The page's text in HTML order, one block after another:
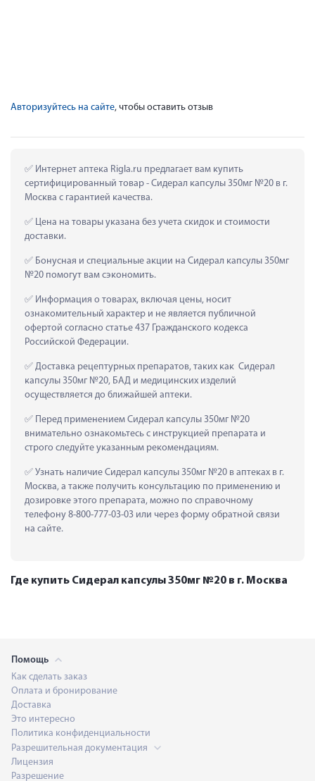
Авторизуйтесь на сайте, чтобы оставить отзыв
Интернет аптека Rigla.ru предлагает вам купить
сертифицированный товар - Сидерал капсулы 350мг №20 в г.
Москва с гарантией качества.
Цена на товары указана без учета скидок и стоимости
доставки.
Бонусная и специальные акции на Сидерал капсулы 350мг
№20 помогут вам сэкономить.
Информация о товарах, включая цены, носит
ознакомительный характер и не является публичной
офертой согласно статье 437 Гражданского кодекса
Российской Федерации.
Доставка рецептурных препаратов, таких как  Сидерал
капсулы 350мг №20, БАД и медицинских изделий
осуществляется до ближайшей аптеки.
Перед применением Сидерал капсулы 350мг №20
внимательно ознакомьтесь с инструкцией препарата и
строго следуйте указанным рекомендациям.
Узнать наличие Сидерал капсулы 350мг №20 в аптеках в г.
Москва, а также получить консультацию по применению и
дозировке этого препарата, можно по справочному
телефону 8-800-777-03-03 или через форму обратной связи
на сайте.
Где купить Сидерал капсулы 350мг №20 в г. Москва
Помощь
Как сделать заказ
Оплата и бронирование
Доставка
Это интересно
Политика конфиденциальности
Разрешительная документация
Лицензия
Разрешение